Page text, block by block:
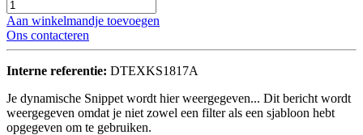
Aan winkelmandje toevoegen
Ons contacteren
Interne referentie: DTEXKS1817A
Je dynamische Snippet wordt hier weergegeven... Dit bericht wordt
weergegeven omdat je niet zowel een filter als een sjabloon hebt
opgegeven om te gebruiken.